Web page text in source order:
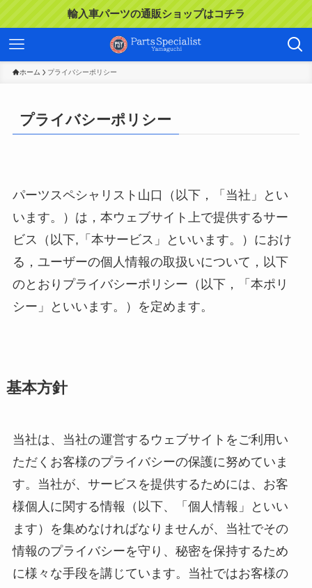
輸入車パーツの通販ショップはコチラ
ホーム プライバシーポリシー
プライバシーポリシー
パーツスペシャリスト山口（以下，「当社」とい
います。）は，本ウェブサイト上で提供するサー
ビス（以下,「本サービス」といいます。）におけ
る，ユーザーの個人情報の取扱いについて，以下
のとおりプライバシーポリシー（以下，「本ポリ
シー」といいます。）を定めます。
基本方針
当社は、当社の運営するウェブサイトをご利用い
ただくお客様のプライバシーの保護に努めていま
す。当社が、サービスを提供するためには、お客
様個人に関する情報（以下、「個人情報」といい
ます）を集めなければなりませんが、当社でその
情報のプライバシーを守り、秘密を保持するため
に様々な手段を講じています。当社ではお客様の